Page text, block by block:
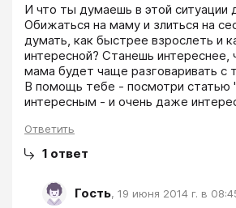
И что ты думаешь в этой ситуации
Обижаться на маму и злиться на
думать, как быстрее взрослеть и
интересной? Станешь интереснее,
мама будет чаще разговаривать с
В помощь тебе - посмотри статью
интересным - и очень даже
Ответить
1 ответ
Гость, 19 июня 2014 г. в